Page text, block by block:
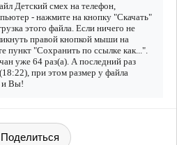
Детский смех на телефон,
- нажмите на кнопку "Скачать"
этого файла. Если ничего не
правой кнопкой мыши на
пункт "Сохранить по ссылке как...".
уже 64 раз(а). А последний раз
при этом размер у файла
и Вы!
Поделиться